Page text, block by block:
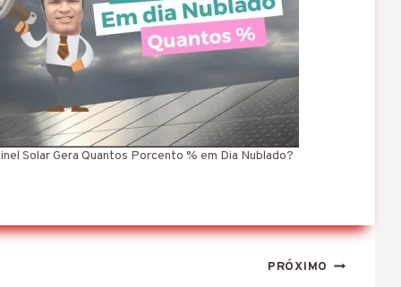
Solar Gera Quantos Porcento % em Dia Nublado?
PRÓXIMO